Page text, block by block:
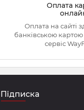
Оплата
Оплата на сайті
банківською
сервіс
Підписка